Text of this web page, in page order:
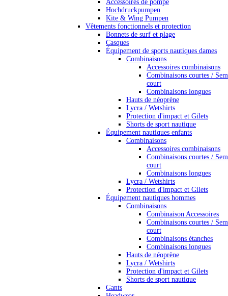
Accessoires de pompe
Hochdruckpumpen
Kite & Wing Pumpen
Vêtements fonctionnels et protection
Bonnets de surf et plage
Casques
Équipement de sports nautiques dames
Combinaisons
Accessoires combinaisons
Combinaisons courtes /
court
Combinaisons longues
Hauts de néoprène
Lycra / Wetshirts
Protection d'impact et Gilets
Shorts de sport nautique
Équipement nautiques enfants
Combinaisons
Accessoires combinaisons
Combinaisons courtes /
court
Combinaisons longues
Lycra / Wetshirts
Protection d'impact et Gilets
Équipement nautiques hommes
Combinaisons
Combinaison Accessoires
Combinaisons courtes /
court
Combinaisons étanches
Combinaisons longues
Hauts de néoprène
Lycra / Wetshirts
Protection d'impact et Gilets
Shorts de sport nautique
Gants